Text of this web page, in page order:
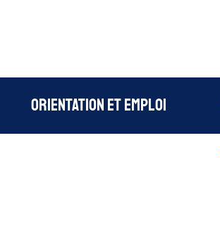
Orientation et emploi